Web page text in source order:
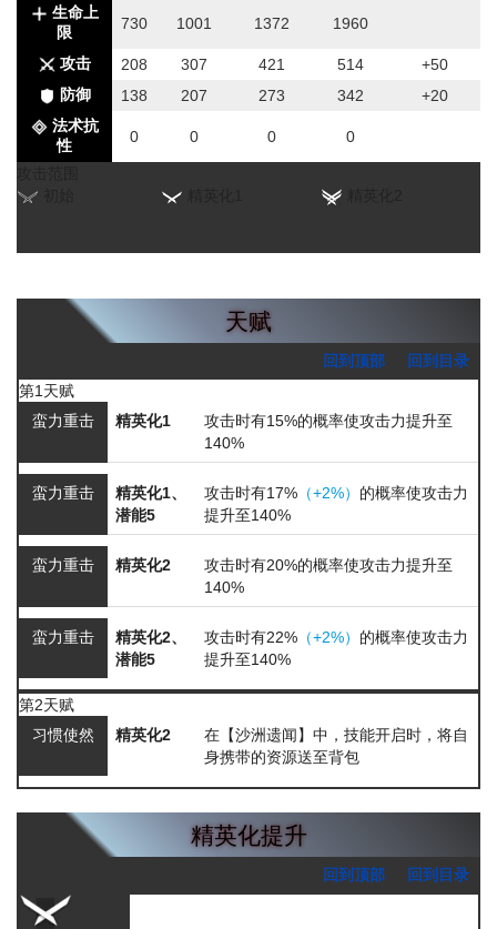
生命上
限
730 1001 1372 1960
攻击 208 307 421 514
+50
防御
138 207 273 342
+20
法术抗
性
0 0 0 0
天赋
回到顶部
回到目录
第1天赋
蛮力重击
精英化1
攻击时有15%的概率使攻击力提升至
140%
蛮力重击
精英化1、
潜能5
攻击时有17% （+2%） 的概率使攻击力
提升至140%
蛮力重击 精英化2
攻击时有20%的概率使攻击力提升至
140%
蛮力重击
精英化2、
潜能5
攻击时有22% （+2%） 的概率使攻击力
提升至140%
第2天赋
习惯使然
精英化2
在【沙洲遗闻】中，技能开启时，将自
身携带的资源送至背包
精英化提升
回到顶部 回到目录